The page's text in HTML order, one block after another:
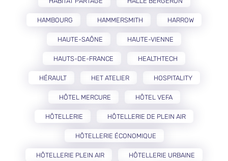
HAMBOURG HAMMERSMITH HARROW
HAUTE-SAÔNE HAUTE-VIENNE
HAUTS-DE-FRANCE HEALTHTECH
HÉRAULT HET ATELIER HOSPITALITY
HÔTEL MERCURE HÔTEL VEFA
HÔTELLERIE HÔTELLERIE DE PLEIN AIR
HÔTELLERIE ÉCONOMIQUE
HÔTELLERIE PLEIN AIR HÔTELLERIE URBAINE